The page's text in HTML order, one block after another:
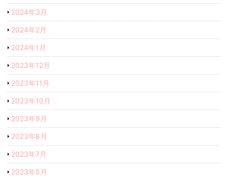
2024年3月
2024年2月
2024年1月
2023年12月
2023年11月
2023年10月
2023年9月
2023年8月
2023年7月
2023年5月